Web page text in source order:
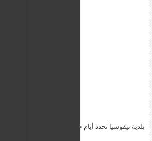
بلدية نيقوسيا تحدد أيام جمع القمامة في منطقة